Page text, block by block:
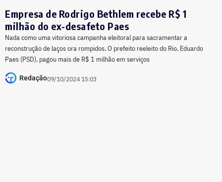
Empresa de Rodrigo Bethlem recebe R$ 1
milhão do ex-desafeto Paes
Nada como uma vitoriosa campanha eleitoral para sacramentar a
reconstrução de laços ora rompidos. O prefeito reeleito do Rio, Eduardo
Paes (PSD), pagou mais de R$ 1 milhão em serviços
Redação09/10/2024 15:03